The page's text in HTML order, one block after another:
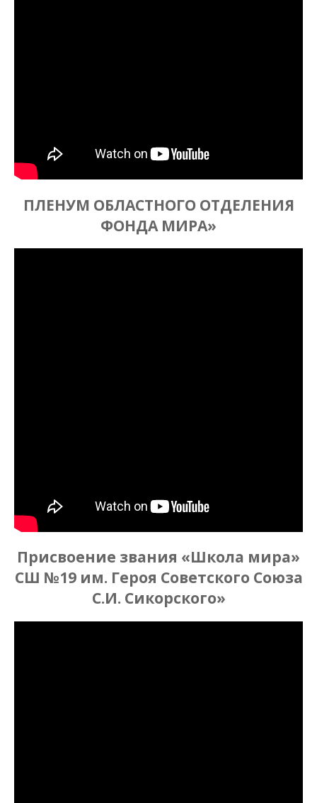
ПЛЕНУМ ОБЛАСТНОГО ОТДЕЛЕНИЯ
ФОНДА МИРА»
Присвоение звания «Школа мира»
СШ №19 им. Героя Советского Союза
С.И. Сикорского»